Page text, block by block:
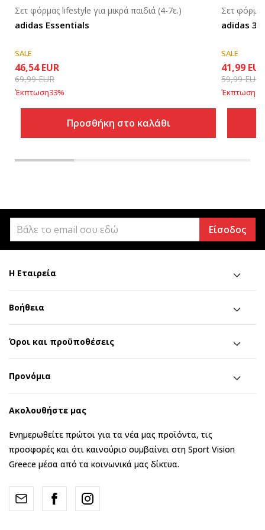
adidas Essentials
Σετ φόρμας lifestyle για μικρά παιδιά (4-7ε.)
SALE
46,54 EUR
69,99EUR
Έκπτωση33%
Προσθήκη στο καλάθι
adidas 3-
Σετ
SALE
41,99 EUR
59,99EUR
Έκπτωση30
Είσοδος
Η Εταιρεία
Βοήθεια
Όροι και προϋποθέσεις
Προνόμια
Ακολουθήστε μας
Ενημερωθείτε πρώτοι για τα νέα μας προϊόντα, τις
προσφορές και ότι καινούριο συμβαίνει στη Sport Vision
Greece μέσα από τα κοινωνικά μας δίκτυα.